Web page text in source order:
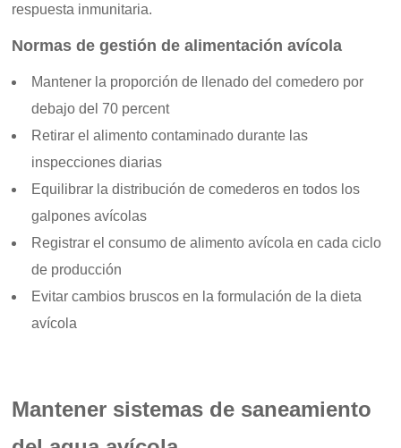
respuesta inmunitaria.
Normas de gestión de alimentación avícola
Mantener la proporción de llenado del comedero por
debajo del 70 percent
Retirar el alimento contaminado durante las
inspecciones diarias
Equilibrar la distribución de comederos en todos los
galpones avícolas
Registrar el consumo de alimento avícola en cada ciclo
de producción
Evitar cambios bruscos en la formulación de la dieta
avícola
Mantener sistemas de saneamiento